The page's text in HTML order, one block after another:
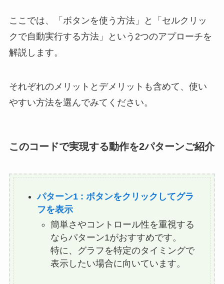
ここでは、「ボタンを使う方法」と「セルクリッ
クで自動実行する方法」という2つのアプローチを
解説します。
それぞれのメリットとデメリットも含めて、使い
やすい方法を選んでみてください。
このコードで実現する動作を2パターンご紹介
パターン1 : ボタンをクリックしてグラ
フを表示
簡単さやコントロール性を重視する
ならパターン1がおすすめです。
特に、グラフを特定のタイミングで
表示したい場合に向いています。